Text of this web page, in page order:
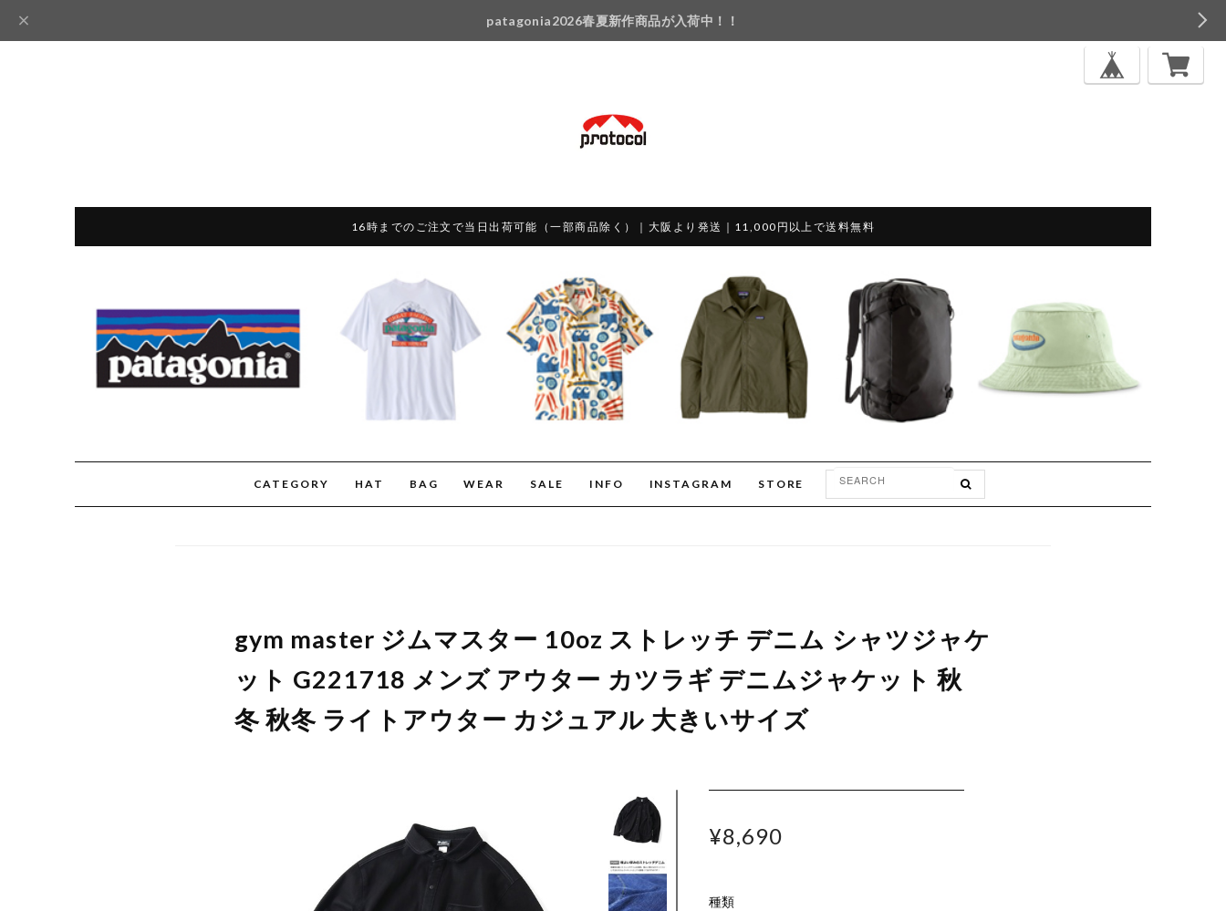
patagonia2026春夏新作商品が入荷中！！
16時までのご注文で当日出荷可能（一部商品除く）｜大阪より発送｜11,000円以上で送料無料
CATEGORY HAT BAG WEAR SALE INFO INSTAGRAM STORE
gym master ジムマスター 10oz ストレッチ デニム シャツジャケ
ット G221718 メンズ アウター カツラギ デニムジャケット 秋
冬 秋冬 ライトアウター カジュアル 大きいサイズ
¥8,690
種類